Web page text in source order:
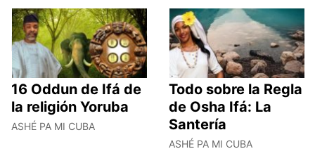
16 Oddun de Ifá de
la religión Yoruba
ASHÉ PA MI CUBA
Todo sobre la Regla
de Osha Ifá: La
Santería
ASHÉ PA MI CUBA